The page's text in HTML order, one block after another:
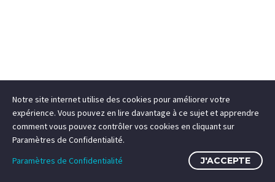
Notre site internet utilise des cookies pour améliorer votre
expérience. Vous pouvez en lire davantage à ce sujet et apprendre
comment vous pouvez contrôler vos cookies en cliquant sur
Paramètres de Confidentialité.
Paramètres de Confidentialité
J'ACCEPTE